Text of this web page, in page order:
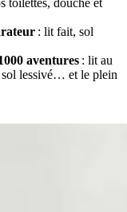
: lit fait, sol
aventures : lit au
sol lessivé… et le plein